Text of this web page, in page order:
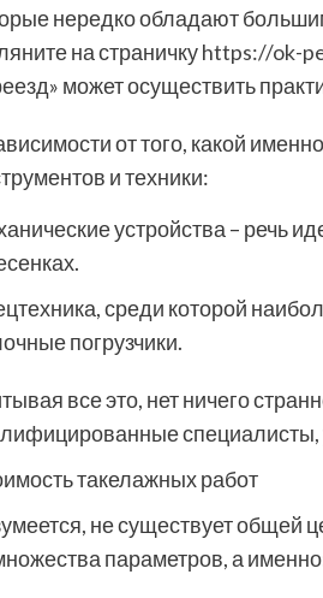
нередко обладают
на страничкуhttps://ok-
может осуществить
от того, какой
и техники:
устройства – речь
среди которой
погрузчики.
все это, нет ничего
такелажных работ
не существует общей
параметров, а